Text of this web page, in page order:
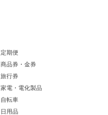
定期便
商品券・金券
旅行券
家電・電化製品
自転車
日用品